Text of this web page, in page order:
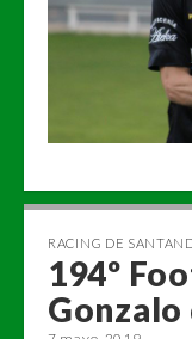
RACING DE
194º
Gonzalo